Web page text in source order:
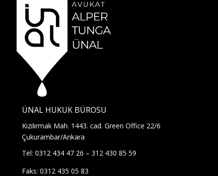
ÜNAL HUKUK BÜROSU
Kızılırmak Mah. 1443. cad. Green Office 22/6
Çukurambar/Ankara
Tel: 0312 434 47 26 – 312 430 85 59
Faks: 0312 435 05 83